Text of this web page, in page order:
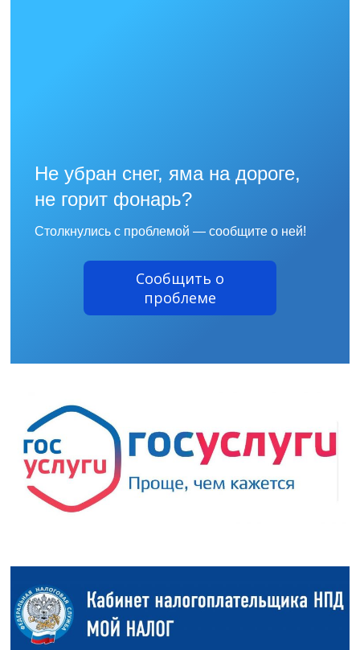
Не убран снег, яма на дороге,
не горит фонарь?
Столкнулись с проблемой — сообщите о ней!
Сообщить о
проблеме